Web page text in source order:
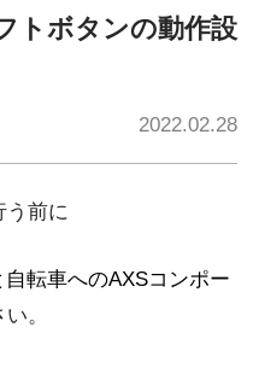
トボタンの動作設
2022.02.28
う前に
転車へのAXSコンポー
。